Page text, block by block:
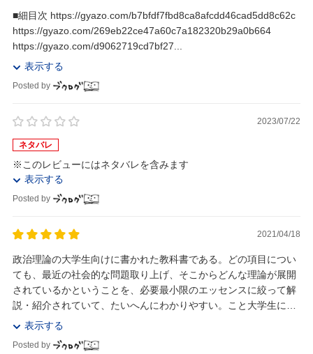
■細目次 https://gyazo.com/b7bfdf7fbd8ca8afcdd46cad5dd8c62c
https://gyazo.com/269eb22ce47a60c7a182320b29a0b664
https://gyazo.com/d9062719cd7bf27...
表示する
Posted by
2023/07/22
ネタバレ
※このレビューにはネタバレを含みます
表示する
Posted by
2021/04/18
政治理論の大学生向けに書かれた教科書である。どの項目につい
ても、最近の社会的な問題取り上げ、そこからどんな理論が展開
されているかということを、必要最小限のエッセンスに絞って解
説・紹介されていて、たいへんにわかりやすい。こと大学生に限
らず、政治に関心がある人はぜひ手に取って読まれる...
表示する
Posted by